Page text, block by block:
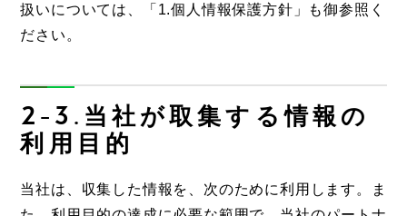
扱いについては、「1.個人情報保護方針」も御参照く
ださい。
2-3.当社が取集する情報の
利用目的
当社は、収集した情報を、次のために利用します。ま